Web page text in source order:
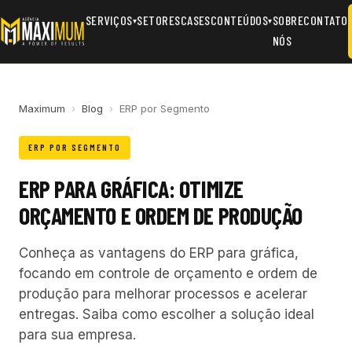
SERVIÇOS▾SETORESCASESCONTEÚDOS▾SOBRE
NÓS
CONTATO
Maximum › Blog › ERP por Segmento
ERP POR SEGMENTO
ERP PARA GRÁFICA: OTIMIZE
ORÇAMENTO E ORDEM DE PRODUÇÃO
Conheça as vantagens do ERP para gráfica,
focando em controle de orçamento e ordem de
produção para melhorar processos e acelerar
entregas. Saiba como escolher a solução ideal
para sua empresa.